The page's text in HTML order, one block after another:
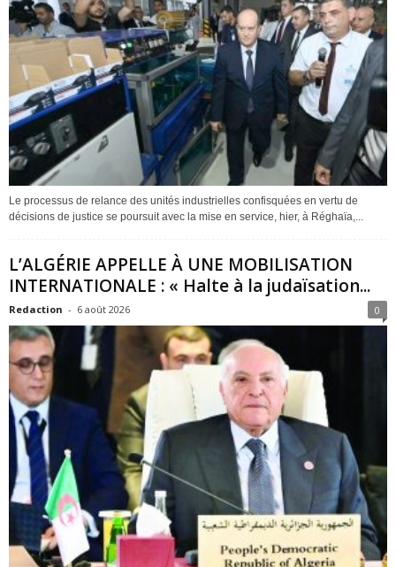
Le processus de relance des unités industrielles confisquées en vertu de
décisions de justice se poursuit avec la mise en service, hier, à Réghaïa,...
L’ALGÉRIE APPELLE À UNE MOBILISATION
INTERNATIONALE : « Halte à la judaïsation...
Redaction - 6 août 2026 0